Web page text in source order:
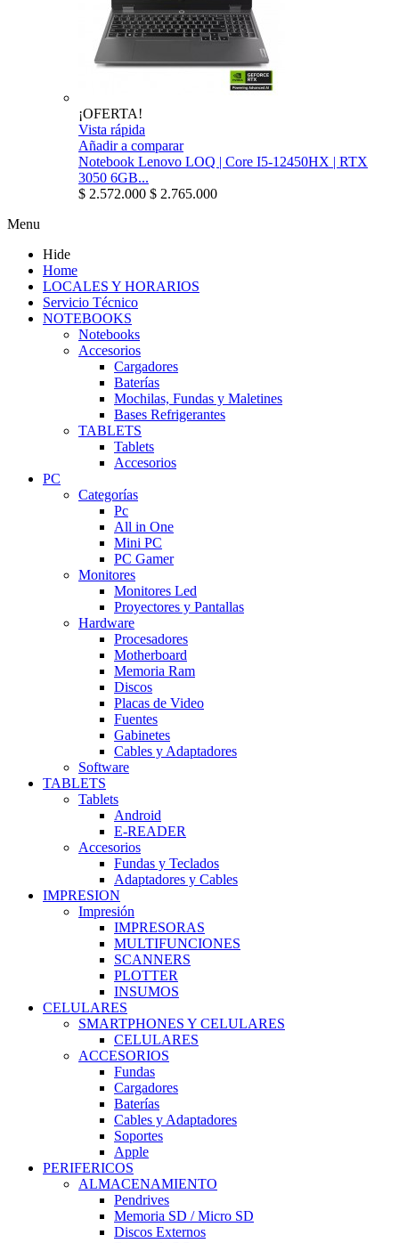
¡OFERTA!
Vista rápida
Añadir a comparar
Notebook Lenovo LOQ | Core I5-12450HX | RTX
3050 6GB...
$ 2.572.000 $ 2.765.000
Menu
Hide
Home
LOCALES Y HORARIOS
Servicio Técnico
NOTEBOOKS
Notebooks
Accesorios
Cargadores
Baterías
Mochilas, Fundas y Maletines
Bases Refrigerantes
TABLETS
Tablets
Accesorios
PC
Categorías
Pc
All in One
Mini PC
PC Gamer
Monitores
Monitores Led
Proyectores y Pantallas
Hardware
Procesadores
Motherboard
Memoria Ram
Discos
Placas de Video
Fuentes
Gabinetes
Cables y Adaptadores
Software
TABLETS
Tablets
Android
E-READER
Accesorios
Fundas y Teclados
Adaptadores y Cables
IMPRESION
Impresión
IMPRESORAS
MULTIFUNCIONES
SCANNERS
PLOTTER
INSUMOS
CELULARES
SMARTPHONES Y CELULARES
CELULARES
ACCESORIOS
Fundas
Cargadores
Baterías
Cables y Adaptadores
Soportes
Apple
PERIFERICOS
ALMACENAMIENTO
Pendrives
Memoria SD / Micro SD
Discos Externos